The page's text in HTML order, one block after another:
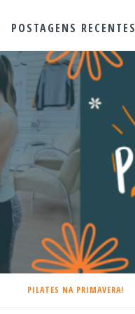
POSTAGENS RECENTES
PILATES NA PRIMAVERA!